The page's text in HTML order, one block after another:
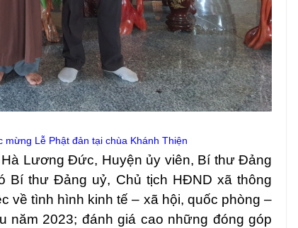
mừng Lễ Phật đản tại chùa Khánh Thiện
Lương Đức, Huyện ủy viên, Bí thư Đảng
Bí thư Đảng uỷ, Chủ tịch HĐND xã thông
về tình hình kinh tế – xã hội, quốc phòng –
năm 2023; đánh giá cao những đóng góp